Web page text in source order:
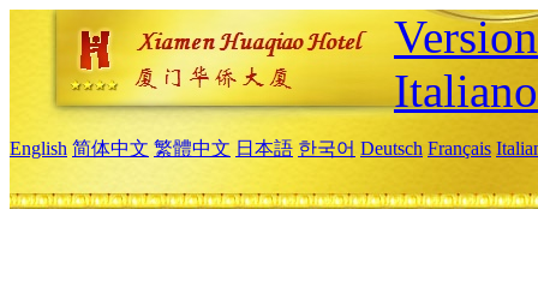
Italiano
English 简体中文 繁體中文 日本語 한국어 Deutsch Français